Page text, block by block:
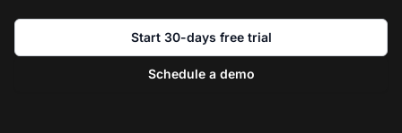
Start 30-days free trial
Schedule a demo